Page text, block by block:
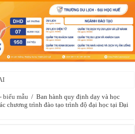
biểu mẫu / Ban hành quy định dạy và học
chương trình đào tạo trình độ đại học tại Đại